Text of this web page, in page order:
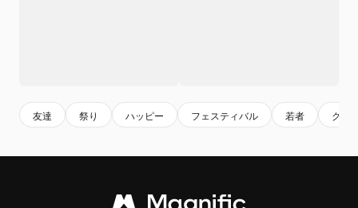
友達 祭り ハッピー フェスティバル 若者 グル